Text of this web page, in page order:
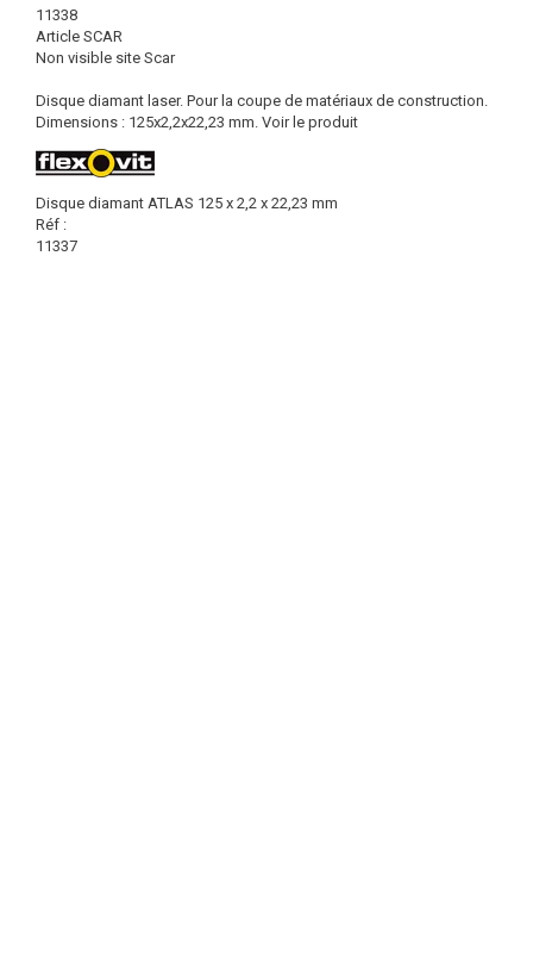
11338
Article SCAR
Non visible site Scar
Disque diamant laser. Pour la coupe de matériaux de construction.
Dimensions : 125x2,2x22,23 mm. Voir le produit
Disque diamant ATLAS 125 x 2,2 x 22,23 mm
Réf :
11337